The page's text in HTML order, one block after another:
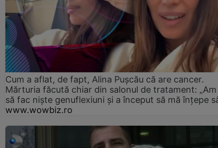
Cum a aflat, de fapt, Alina Pușcău că are cancer.
Mărturia făcută chiar din salonul de tratament:
să fac niște genuflexiuni și a început să mă înțepe
www.wowbiz.ro